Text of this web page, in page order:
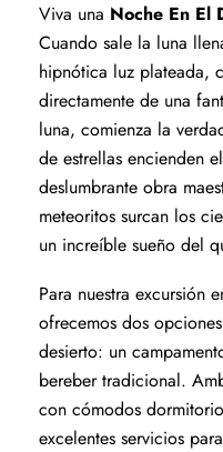
Viva una Noche En El
Cuando sale la luna
hipnótica luz plateada,
directamente de una
luna, comienza la
de estrellas encienden
deslumbrante obra
meteoritos surcan los
un increíble sueño del
Para nuestra excursión
ofrecemos dos
desierto: un
bereber tradicional.
con cómodos
excelentes servicios